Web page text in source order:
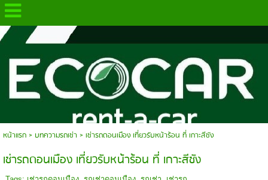
.
หน้าแรก> บทความรถเช่า > เช่ารถดอนเมือง เที่ยวรับหน้าร้อน ที่ เกาะสีชัง
เช่ารถดอนเมือง เที่ยวรับหน้าร้อน ที่ เกาะสีชัง